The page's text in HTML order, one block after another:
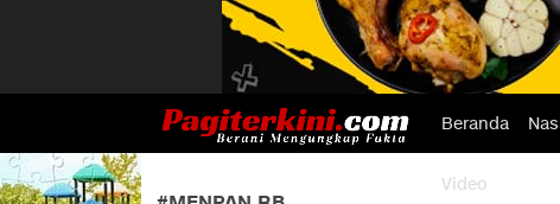
Beranda
Video